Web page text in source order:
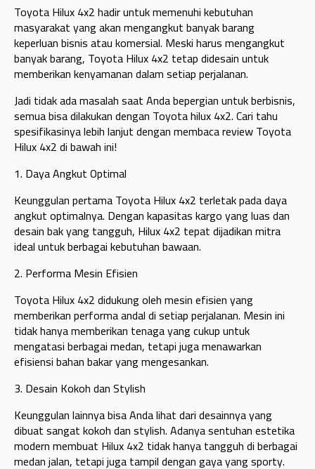
Toyota Hilux 4x2 hadir untuk memenuhi kebutuhan
masyarakat yang akan mengangkut banyak barang
keperluan bisnis atau komersial. Meski harus mengangkut
banyak barang, Toyota Hilux 4x2 tetap didesain untuk
memberikan kenyamanan dalam setiap perjalanan.
Jadi tidak ada masalah saat Anda bepergian untuk berbisnis,
semua bisa dilakukan dengan Toyota hilux 4x2. Cari tahu
spesifikasinya lebih lanjut dengan membaca review Toyota
Hilux 4x2 di bawah ini!
1. Daya Angkut Optimal
Keunggulan pertama Toyota Hilux 4x2 terletak pada daya
angkut optimalnya. Dengan kapasitas kargo yang luas dan
desain bak yang tangguh, Hilux 4x2 tepat dijadikan mitra
ideal untuk berbagai kebutuhan bawaan.
2. Performa Mesin Efisien
Toyota Hilux 4x2 didukung oleh mesin efisien yang
memberikan performa andal di setiap perjalanan. Mesin ini
tidak hanya memberikan tenaga yang cukup untuk
mengatasi berbagai medan, tetapi juga menawarkan
efisiensi bahan bakar yang mengesankan.
3. Desain Kokoh dan Stylish
Keunggulan lainnya bisa Anda lihat dari desainnya yang
dibuat sangat kokoh dan stylish. Adanya sentuhan estetika
modern membuat Hilux 4x2 tidak hanya tangguh di berbagai
medan jalan, tetapi juga tampil dengan gaya yang sporty.